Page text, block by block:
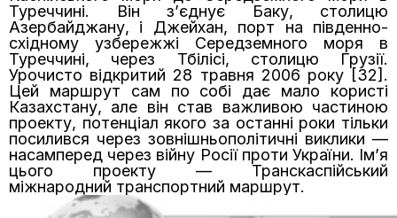
Туреччині. Він з’єднує Баку, столицю
Азербайджану, і Джейхан, порт на південно-
східному узбережжі Середземного моря в
Туреччині, через Тбілісі, столицю Грузії.
Урочисто відкритий 28 травня 2006 року [32].
Цей маршрут сам по собі дає мало користі
Казахстану, але він став важливою частиною
проекту, потенціал якого за останні роки тільки
посилився через зовнішньополітичні виклики —
насамперед через війну Росії проти України. Ім’я
цього проекту — Транскаспійський
міжнародний транспортний маршрут.